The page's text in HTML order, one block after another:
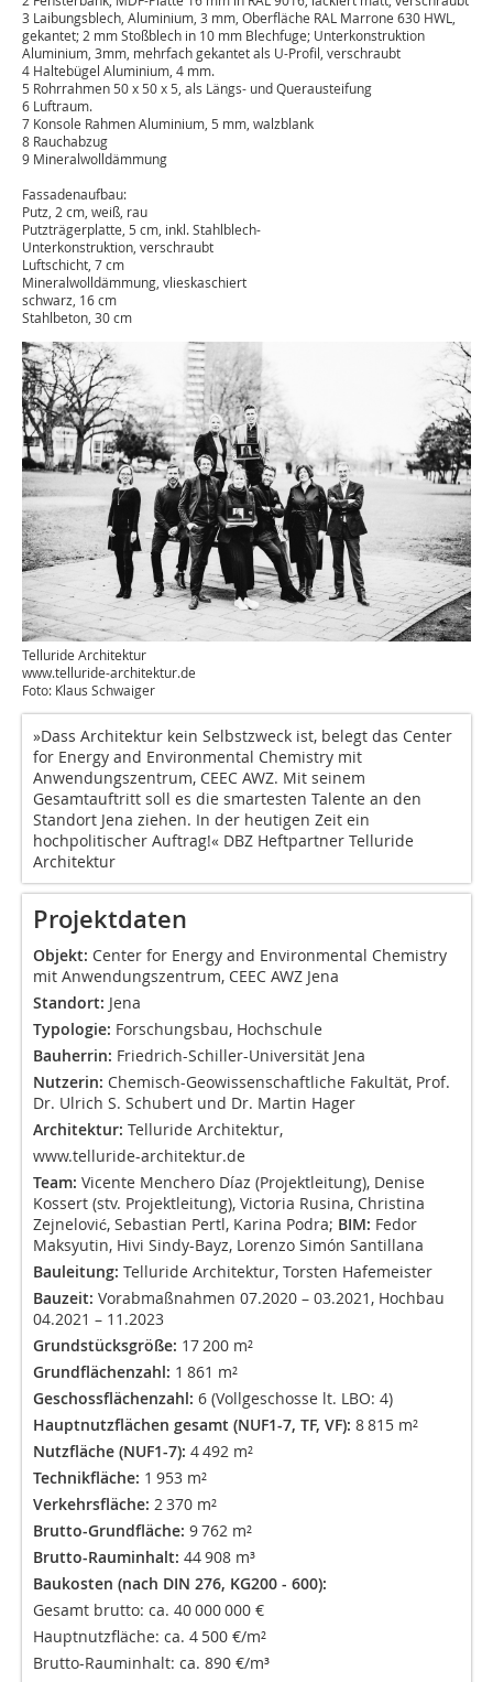
3 Laibungsblech, Aluminium, 3 mm, Oberfläche RAL Marrone 630 HWL,
gekantet; 2 mm Stoßblech in 10 mm Blechfuge; Unterkonstruktion
Aluminium, 3mm, mehrfach gekantet als U-Profil, verschraubt
4 Haltebügel Aluminium, 4 mm.
5 Rohrrahmen 50 x 50 x 5, als Längs- und Querausteifung
6 Luftraum.
7 Konsole Rahmen Aluminium, 5 mm, walzblank
8 Rauchabzug
9 Mineralwolldämmung
Fassadenaufbau:
Putz, 2 cm, weiß, rau
Putzträgerplatte, 5 cm, inkl. Stahlblech-
Unterkonstruktion, verschraubt
Luftschicht, 7 cm
Mineralwolldämmung, vlieskaschiert
schwarz, 16 cm
Stahlbeton, 30 cm
Telluride Architektur
www.telluride-architektur.de
Foto: Klaus Schwaiger
»Dass Architektur kein Selbstzweck ist, belegt das Center
for Energy and Environmental Chemistry mit
Anwendungszentrum, CEEC AWZ. Mit seinem
Gesamtauftritt soll es die smartesten Talente an den
Standort Jena ziehen. In der heutigen Zeit ein
hochpolitischer Auftrag!« DBZ Heftpartner Telluride
Architektur
Projektdaten
Objekt: Center for Energy and Environmental Chemistry
mit Anwendungszentrum, CEEC AWZ Jena
Standort: Jena
Typologie: Forschungsbau, Hochschule
Bauherrin: Friedrich-Schiller-Universität Jena
Nutzerin: Chemisch-Geowissenschaftliche Fakultät, Prof.
Dr. Ulrich S. Schubert und Dr. Martin Hager
Architektur: Telluride Architektur,
www.telluride-architektur.de
Team: Vicente Menchero Díaz (Projektleitung), Denise
Kossert (stv. Projektleitung), Victoria Rusina, Christina
Zejnelović, Sebastian Pertl, Karina Podra; BIM: Fedor
Maksyutin, Hivi Sindy-Bayz, Lorenzo Simón Santillana
Bauleitung: Telluride Architektur, Torsten Hafemeister
Bauzeit: Vorabmaßnahmen 07.2020 – 03.2021, Hochbau
04.2021 – 11.2023
Grundstücksgröße: 17 200 m²
Grundflächenzahl: 1 861 m²
Geschossflächenzahl: 6 (Vollgeschosse lt. LBO: 4)
Hauptnutzflächen gesamt (NUF1-7, TF, VF): 8 815 m²
Nutzfläche (NUF1-7): 4 492 m²
Technikfläche: 1 953 m²
Verkehrsfläche: 2 370 m²
Brutto-Grundfläche: 9 762 m²
Brutto-Rauminhalt: 44 908 m³
Baukosten (nach DIN 276, KG200 - 600):
Gesamt brutto: ca. 40 000 000 €
Hauptnutzfläche: ca. 4 500 €/m²
Brutto-Rauminhalt: ca. 890 €/m³